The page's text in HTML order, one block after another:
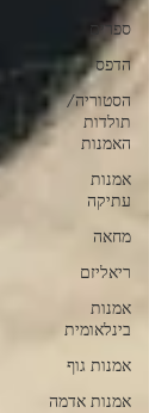
ספרים
הדפס
הסטוריה/
תולדות
האמנות
אמנות
עתיקה
מחאה
ריאליזם
אמנות
בינלאומית
אמנות גוף
אמנות אדמה